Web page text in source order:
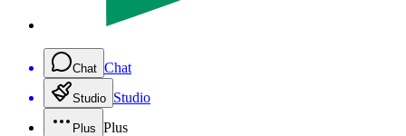
Chat Chat
Studio Studio
Plus Plus